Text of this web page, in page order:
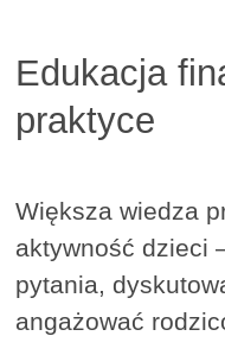
Edukacja
praktyce
Większa wiedza
aktywność dzieci
pytania,
angażować